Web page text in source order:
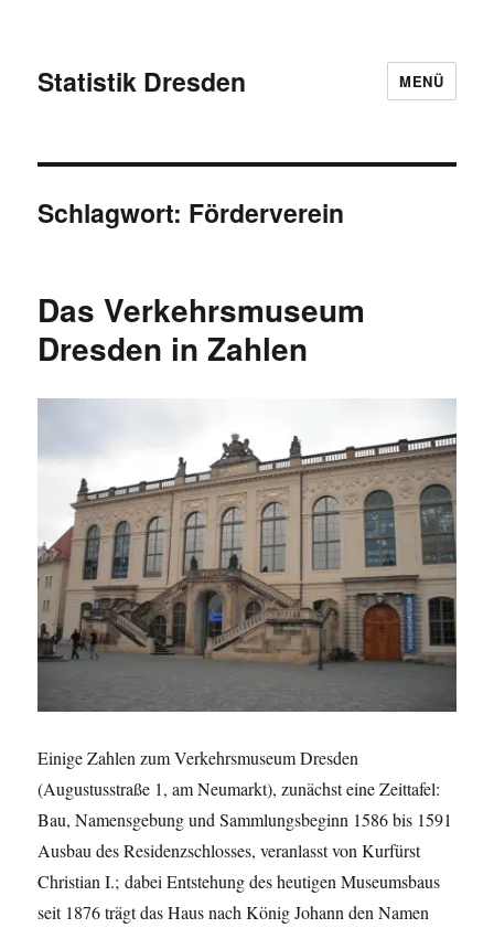
Statistik Dresden MENÜ
Schlagwort: Förderverein
Das Verkehrsmuseum
Dresden in Zahlen
Einige Zahlen zum Verkehrsmuseum Dresden
(Augustusstraße 1, am Neumarkt), zunächst eine Zeittafel:
Bau, Namensgebung und Sammlungsbeginn 1586 bis 1591
Ausbau des Residenzschlosses, veranlasst von Kurfürst
Christian I.; dabei Entstehung des heutigen Museumsbaus
seit 1876 trägt das Haus nach König Johann den Namen